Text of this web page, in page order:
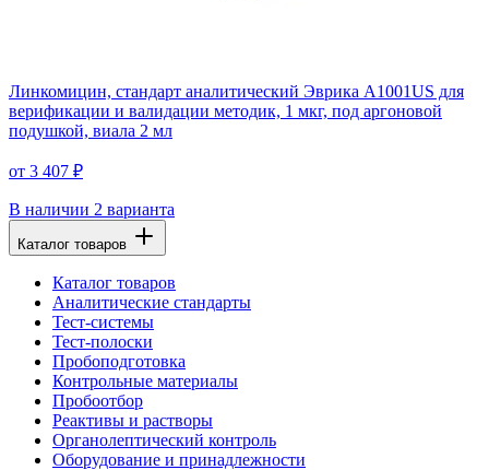
Линкомицин, стандарт аналитический Эврика A1001US для
верификации и валидации методик, 1 мкг, под аргоновой
подушкой, виала 2 мл
от 3 407 ₽
В наличии 2 варианта
Каталог товаров
Каталог товаров
Аналитические стандарты
Тест-системы
Тест-полоски
Пробоподготовка
Контрольные материалы
Пробоотбор
Реактивы и растворы
Органолептический контроль
Оборудование и принадлежности